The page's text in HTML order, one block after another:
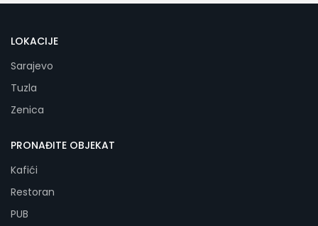
LOKACIJE
Sarajevo
Tuzla
Zenica
PRONAĐITE OBJEKAT
Kafići
Restoran
PUB